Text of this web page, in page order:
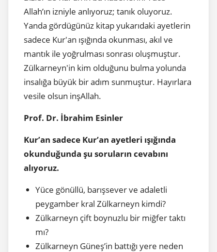
Allah’ın izniyle anlıyoruz; tanık oluyoruz.
Yanda gördügünüz kitap yukarıdaki ayetlerin
sadece Kur'an ışığında okunması, akıl ve
mantık ile yoğrulması sonrası oluşmuştur.
Zülkarneyn'in kim olduğunu bulma yolunda
insalığa büyük bir adım sunmuştur. Hayırlara
vesile olsun inşAllah.
Prof. Dr. İbrahim Esinler
Kur’an sadece Kur’an ayetleri ışığında
okunduğunda şu soruların cevabını
alıyoruz.
Yüce gönüllü, barışsever ve adaletli
peygamber kral Zülkarneyn kimdi?
Zülkarneyn çift boynuzlu bir miğfer taktı
mı?
Zülkarneyn Güneş’in battığı yere neden